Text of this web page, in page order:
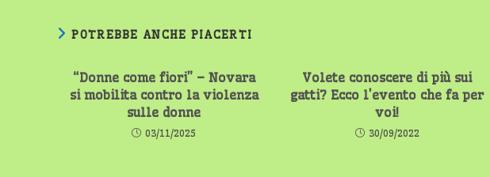
POTREBBE ANCHE PIACERTI
“Donne come fiori” – Novara
si mobilita contro la violenza
sulle donne
03/11/2025
Volete conoscere di più sui
gatti? Ecco l’evento che fa per
voi!
30/09/2022